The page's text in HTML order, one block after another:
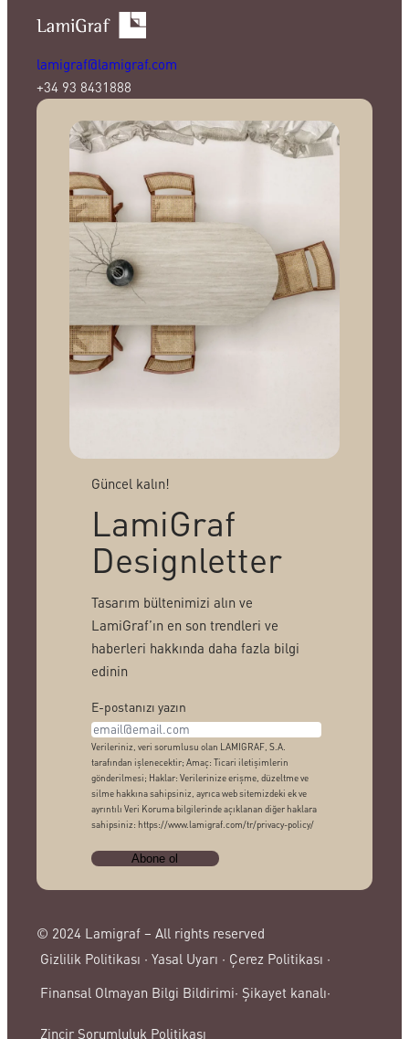
lamigraf@lamigraf.com
+34 93 8431888
Güncel kalın!
LamiGraf
Designletter
Tasarım bültenimizi alın ve
LamiGraf’ın en son trendleri ve
haberleri hakkında daha fazla bilgi
edinin
E-postanızı yazın
Verileriniz, veri sorumlusu olan LAMIGRAF, S.A.
tarafından işlenecektir; Amaç: Ticari iletişimlerin
gönderilmesi; Haklar: Verilerinize erişme, düzeltme ve
silme hakkına sahipsiniz, ayrıca web sitemizdeki ek ve
ayrıntılı Veri Koruma bilgilerinde açıklanan diğer haklara
sahipsiniz: https://www.lamigraf.com/tr/privacy-policy/
© 2024 Lamigraf – All rights reserved
Gizlilik Politikası · Yasal Uyarı · Çerez Politikası ·
Finansal Olmayan Bilgi Bildirimi· Şikayet kanalı·
Zincir Sorumluluk Politikası